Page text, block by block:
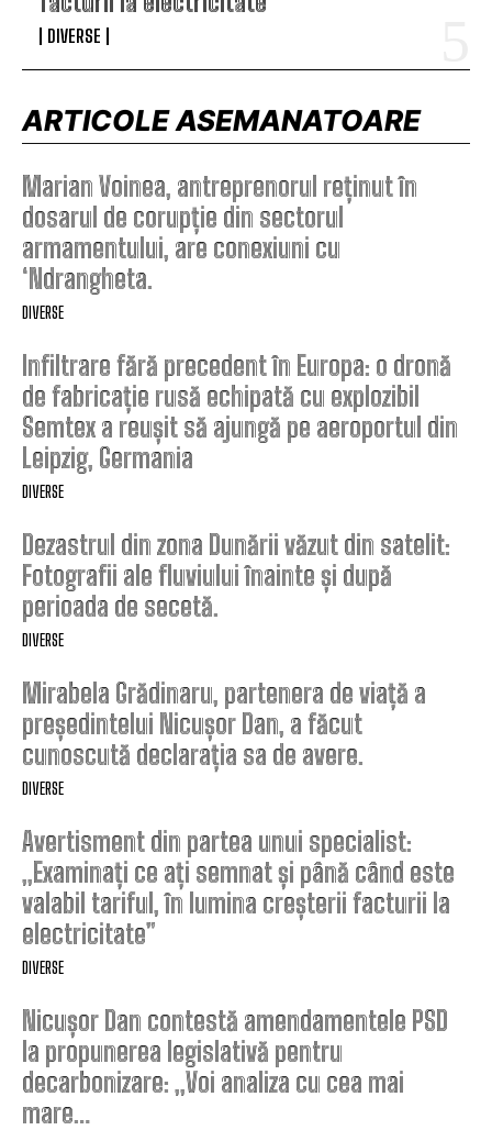
DIVERSE
ARTICOLE ASEMANATOARE
Marian Voinea, antreprenorul reținut în
dosarul de corupție din sectorul
armamentului, are conexiuni cu
‘Ndrangheta.
DIVERSE
Infiltrare fără precedent în Europa: o dronă
de fabricație rusă echipată cu explozibil
Semtex a reușit să ajungă pe aeroportul din
Leipzig, Germania
DIVERSE
Dezastrul din zona Dunării văzut din satelit:
Fotografii ale fluviului înainte și după
perioada de secetă.
DIVERSE
Mirabela Grădinaru, partenera de viață a
președintelui Nicușor Dan, a făcut
cunoscută declarația sa de avere.
DIVERSE
Avertisment din partea unui specialist:
„Examinați ce ați semnat și până când este
valabil tariful, în lumina creșterii facturii la
electricitate”
DIVERSE
Nicușor Dan contestă amendamentele PSD
la propunerea legislativă pentru
decarbonizare: „Voi analiza cu cea mai
mare…